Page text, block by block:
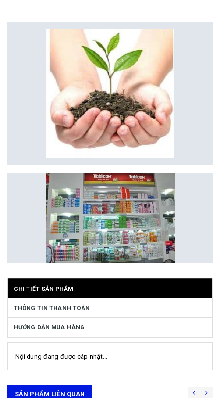
CHI TIẾT SẢN PHẨM
THÔNG TIN THANH TOÁN
HƯỚNG DẪN MUA HÀNG
Nội dung đang được cập nhật...
SẢN PHẨM LIÊN QUAN